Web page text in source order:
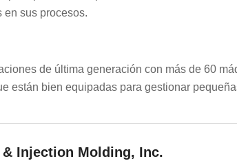
en sus procesos.
de última generación con más de 60
están bien equipadas para gestionar
Injection Molding, Inc.